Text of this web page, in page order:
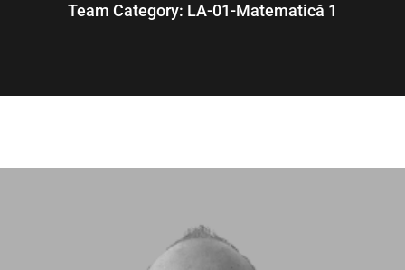
Team Category: LA-01-Matematică 1